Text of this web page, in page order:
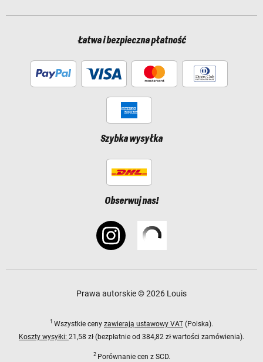
Łatwa i bezpieczna płatność
Szybka wysyłka
Obserwuj nas!
Prawa autorskie © 2026 Louis
1 Wszystkie ceny zawierają ustawowy VAT (Polska).
Koszty wysyłki: 21,58 zł (bezpłatnie od 384,82 zł wartości zamówienia).
2 Porównanie cen z SCD.